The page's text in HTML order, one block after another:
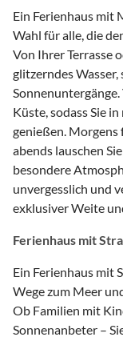
Ein Ferienhaus mit
Wahl für alle, die
Von Ihrer Terrasse
glitzerndes
Küste, sodass Sie
genießen. Morgens
abends lauschen
besondere
unvergesslich und
exklusiver Weite
Ferienhaus mit
Ein Ferienhaus mit
Wege zum Meer
Ob Familien mit
Sonnenanbeter –